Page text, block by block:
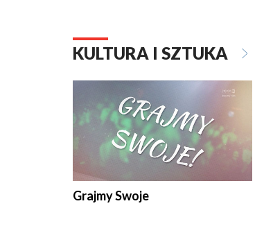
KULTURA I SZTUKA
Grajmy Swoje